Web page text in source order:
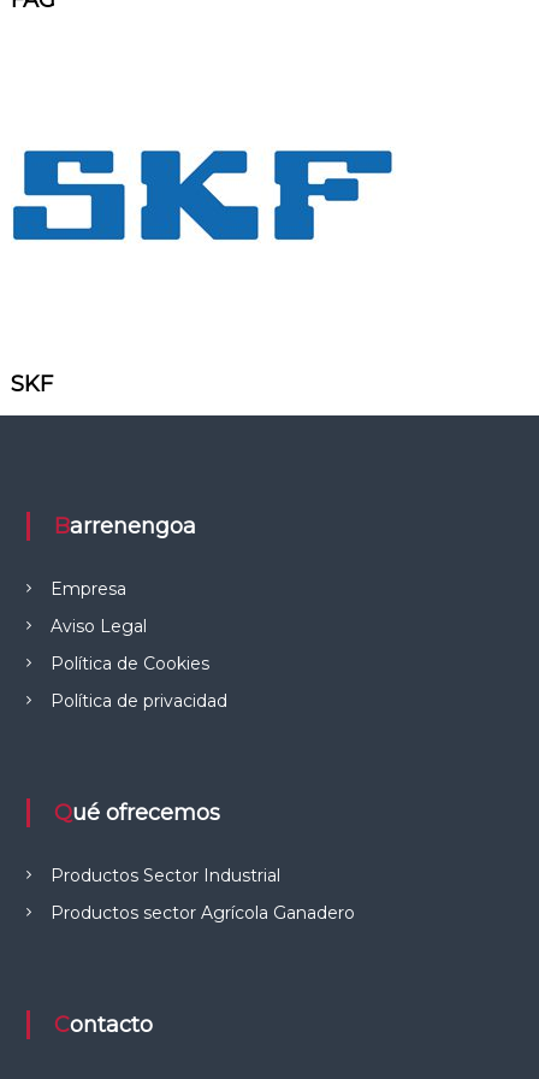
SKF
Barrenengoa
Empresa
Aviso Legal
Política de Cookies
Política de privacidad
Qué ofrecemos
Productos Sector Industrial
Productos sector Agrícola Ganadero
Contacto